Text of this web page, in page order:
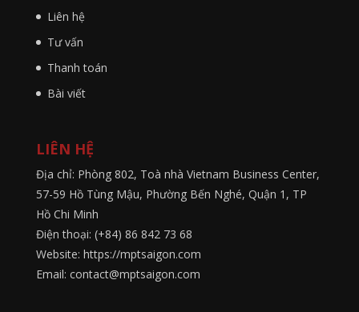
Liên hệ
Tư vấn
Thanh toán
Bài viết
LIÊN HỆ
Địa chỉ: Phòng 802, Toà nhà Vietnam Business Center,
57-59 Hồ Tùng Mậu, Phường Bến Nghé, Quận 1, TP
Hồ Chi Minh
Điện thoại: (+84) 86 842 73 68
Website: https://mptsaigon.com
Email: contact@mptsaigon.com